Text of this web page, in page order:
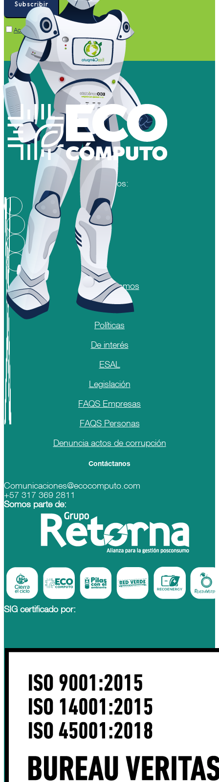
Acepto la Política de Privacidad de Datos
Síguenos:
Quienes somos
Informes
Políticas
De interés
ESAL
Legislación
FAQS Empresas
FAQS Personas
Denuncia actos de corrupción
Contáctanos
Comunicaciones@ecocomputo.com
+57 317 369 2811
Somos parte de:
SIG certificado por: